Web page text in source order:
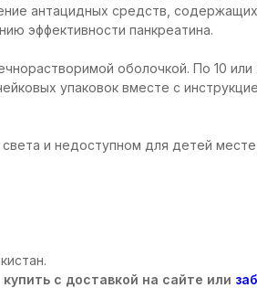
антацидных средств, содержащих
эффективности панкреатина.
оболочкой. По 10 или
упаковок вместе с
и недоступном для детей
с доставкой на сайте или